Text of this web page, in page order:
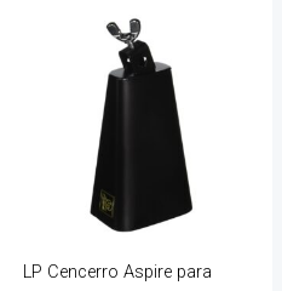
LP Cencerro Aspire para